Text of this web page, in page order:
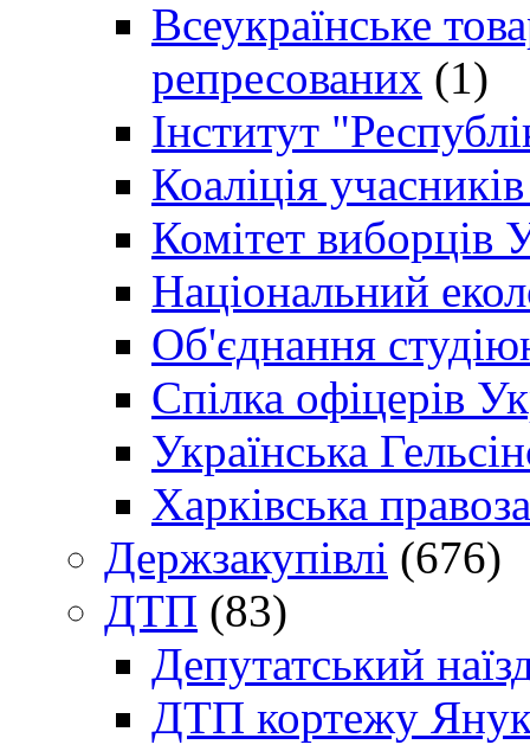
Всеукраїнське
репресованих (1)
Інститут
Коаліція
Комітет виборців
Національний
Об'єднання
Спілка офіцерів
Українська
Харківська
Держзакупівлі (676)
ДТП (83)
Депутатський
ДТП кортежу